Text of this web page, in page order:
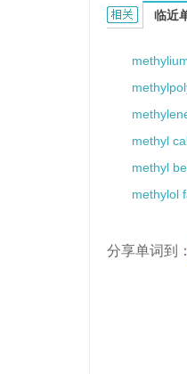
methylol dye
临近
methyl
methyl
methylol
分享单词到：